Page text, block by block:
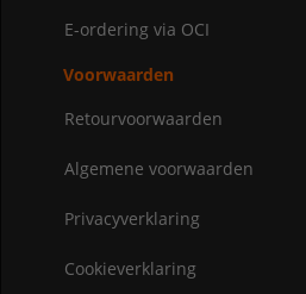
E-ordering via OCI
Voorwaarden
Retourvoorwaarden
Algemene voorwaarden
Privacyverklaring
Cookieverklaring